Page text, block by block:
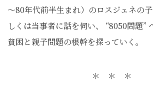
～80年代前半生まれ）のロスジェネの
しくは当事者に話を伺い、 “8050問題”
貧困と親子問題の根幹を探っていく。
＊ ＊ ＊